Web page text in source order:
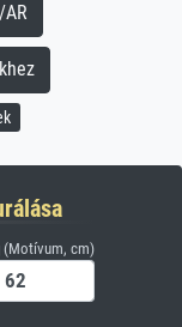
(Motívum, cm)